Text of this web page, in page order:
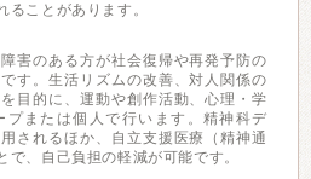
ることがあります。
害のある方が社会復帰や再発予防の
す。生活リズムの改善、対人関係の
目的に、運動や創作活動、心理・学
プまたは個人で行います。精神科デ
されるほか、自立支援医療（精神通
で、自己負担の軽減が可能です。